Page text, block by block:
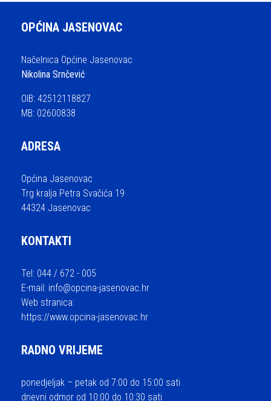
OPĆINA JASENOVAC
Načelnica Općine Jasenovac
Nikolina Srnčević
OIB: 42512118827
MB: 02600838
ADRESA
Općina Jasenovac
Trg kralja Petra Svačića 19
44324 Jasenovac
KONTAKTI
Tel: 044 / 672 - 005
E-mail: info@opcina-jasenovac.hr
Web stranica:
https://www.opcina-jasenovac.hr
RADNO VRIJEME
ponedjeljak – petak od 7:00 do 15:00 sati
dnevni odmor od 10:00 do 10:30 sati